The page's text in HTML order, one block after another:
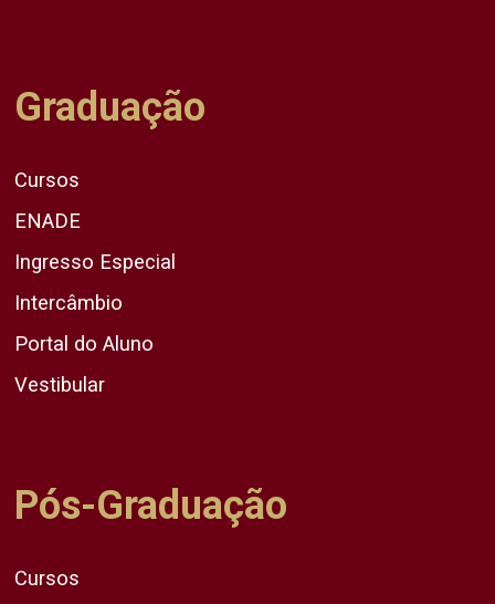
Graduação
Cursos
ENADE
Ingresso Especial
Intercâmbio
Portal do Aluno
Vestibular
Pós-Graduação
Cursos